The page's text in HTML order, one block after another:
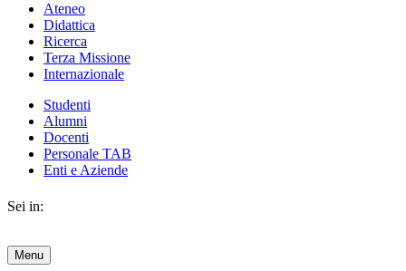
Ateneo
Didattica
Ricerca
Terza Missione
Internazionale
Studenti
Alumni
Docenti
Personale TAB
Enti e Aziende
Sei in:
Menu